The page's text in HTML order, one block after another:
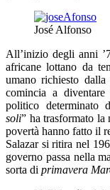
José Alfonso
All’inizio degli anni
africane lottano da
umano richiesto
comincia a
politico determinato
soli” ha trasformato la
povertà hanno fatto il
Salazar si ritira nel
governo passa nella
sorta di primavera